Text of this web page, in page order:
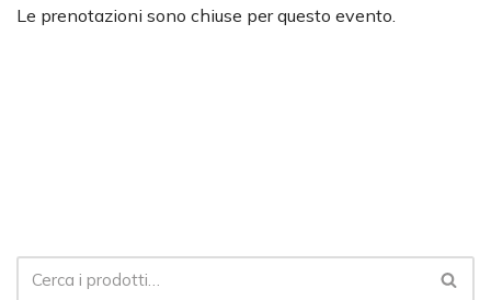
Le prenotazioni sono chiuse per questo evento.